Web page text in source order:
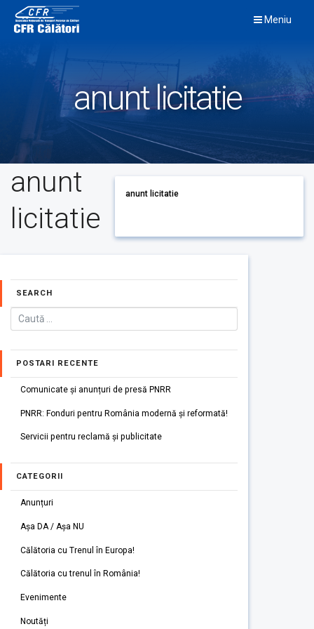
content
Meniu
anunt licitatie
anunt
licitatie
anunt licitatie
SEARCH
POSTARI RECENTE
Comunicate și anunțuri de presă PNRR
PNRR: Fonduri pentru România modernă și reformată!
Servicii pentru reclamă și publicitate
CATEGORII
Anunțuri
Așa DA / Așa NU
Călătoria cu Trenul în Europa!
Călătoria cu trenul în România!
Evenimente
Noutăți